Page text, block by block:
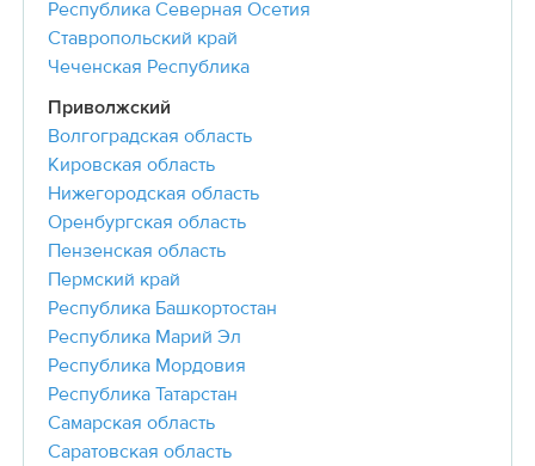
Республика Северная Осетия
Ставропольский край
Чеченская Республика
Приволжский
Волгоградская область
Кировская область
Нижегородская область
Оренбургская область
Пензенская область
Пермский край
Республика Башкортостан
Республика Марий Эл
Республика Мордовия
Республика Татарстан
Самарская область
Саратовская область